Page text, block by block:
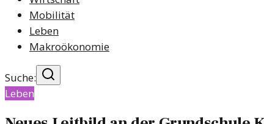
Mobilität
Leben
Makroökonomie
Suche:
Leben